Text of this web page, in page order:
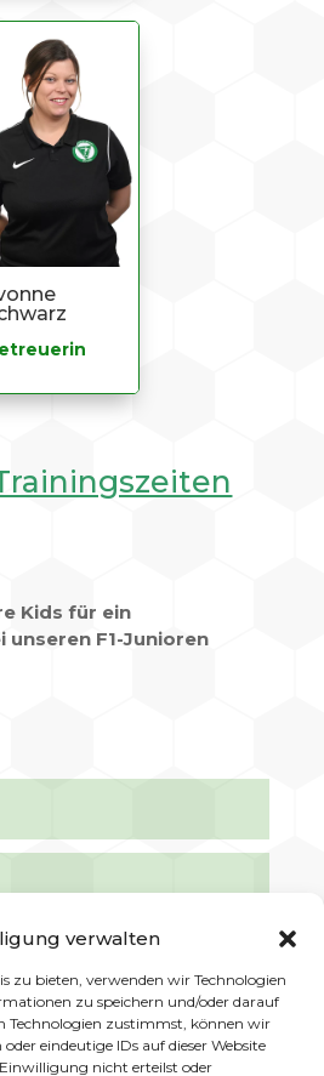
verwalten
zu bieten, verwenden wir Technologien
zu speichern und/oder darauf
Technologien zustimmst, können wir
eindeutige IDs auf dieser Website
nicht erteilst oder
Kids für ein
F1-Junioren